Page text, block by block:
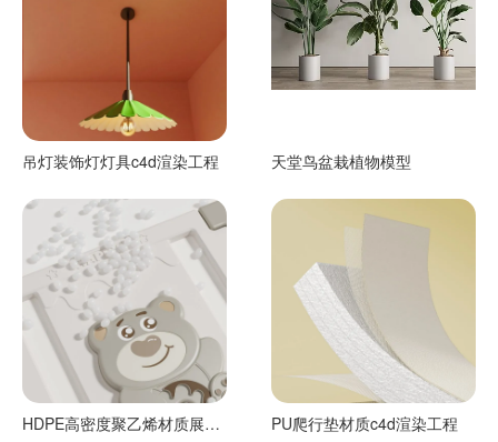
吊灯装饰灯灯具c4d渲染工程 天堂鸟盆栽植物模型
HDPE高密度聚乙烯材质展示
PU爬行垫材质c4d渲染工程